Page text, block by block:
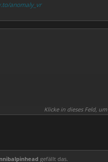
anomaly_vr
Klicke in dieses Feld,
gefällt das.